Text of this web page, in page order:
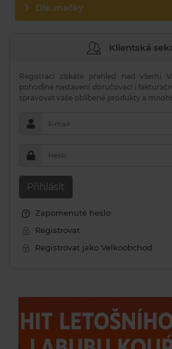
Dle značky
Klientská
Registrací získáte přehled nad všemi
pohodlné nastavení doručovací i
spravovat vaše oblíbené produkty a
E-mail
Heslo
Přihlásit
Zapomenuté heslo
Registrovat
Registrovat jako Velkoobchod